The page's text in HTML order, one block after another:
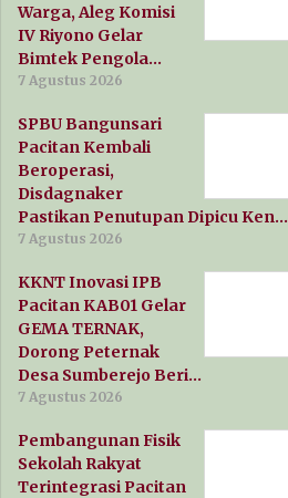
Warga, Aleg Komisi
IV Riyono Gelar
Bimtek Pengola…
7 Agustus 2026
SPBU Bangunsari
Pacitan Kembali
Beroperasi,
Disdagnaker
Pastikan Penutupan Dipicu Ken…
7 Agustus 2026
KKNT Inovasi IPB
Pacitan KAB01 Gelar
GEMA TERNAK,
Dorong Peternak
Desa Sumberejo Beri…
7 Agustus 2026
Pembangunan Fisik
Sekolah Rakyat
Terintegrasi Pacitan